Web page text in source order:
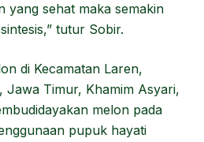
yang sehat maka semakin
tutur Sobir.
di Kecamatan Laren,
Jawa Timur, Khamim Asyari,
melon pada
pupuk hayati